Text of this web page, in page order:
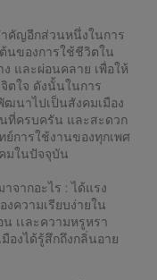
ำคัญอีกส่วนหนึ่งในการ
นของการใช้ชีวิตใน
และผ่อนคลาย เพื่อให้
ตใจ ดังนั้นในการ
นาไปเป็นสังคมเมือง
ที่ครบครัน และสะดวก
การใช้งานของทุกเพศ
มในปัจจุบัน
จากอะไร : ได้แรง
ความเรียบง่ายใน
เเละความหรูหรา
องได้รู้สึกถึงกลิ่นอาย